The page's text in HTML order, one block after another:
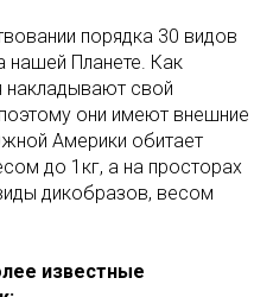
порядка 30 видов
нашей Планете. Как
накладывают свой
они имеют внешние
Америки обитает
до 1кг, а на просторах
дикобразов, весом
известные